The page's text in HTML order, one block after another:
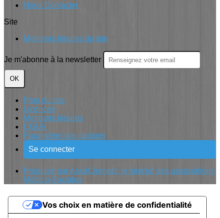
Nous Contacter
Site
Mentions légales du site
Je m'abonne à la newsletter
OK
Plan du site
Licences
Mentions légales
CGUV
Paramétrer vos cookies
Se connecter
Propulsé par AssoConnect, le logiciel des associations
Médico-Sociales
Vos choix en matière de confidentialité